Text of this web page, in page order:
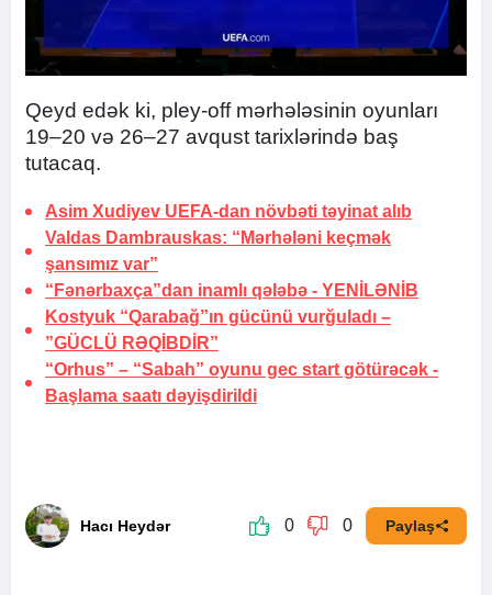
Qeyd edək ki, pley-off mərhələsinin oyunları
19–20 və 26–27 avqust tarixlərində baş
tutacaq.
Asim Xudiyev UEFA-dan növbəti təyinat alıb
Valdas Dambrauskas: “Mərhələni keçmək
şansımız var”
“Fənərbaxça”dan inamlı qələbə - YENİLƏNİB
Kostyuk “Qarabağ”ın gücünü vurğuladı –
”GÜCLÜ RƏQİBDİR”
“Orhus” – “Sabah” oyunu gec start götürəcək -
Başlama saatı dəyişdirildi
Hacı Heydər 0 0 Paylaş